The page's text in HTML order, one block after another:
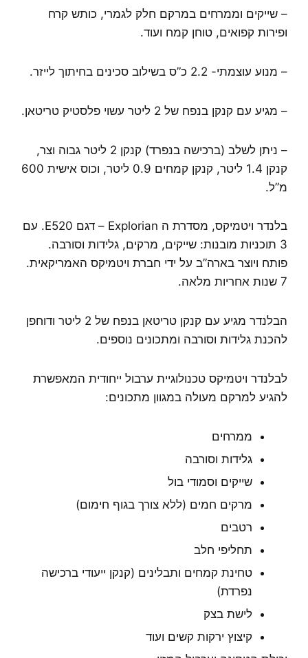
– שייקים וממרחים במרקם חלק לגמרי, כותש קרח
ופירות קפואים, טוחן קמח ועוד.
– מנוע עוצמתי- 2.2 כ”ס בשילוב סכינים בחיתוך לייזר.
– מגיע עם קנקן בנפח של 2 ליטר עשוי פלסטיק טריטאן.
– ניתן לשלב (ברכישה בנפרד) קנקן 2 ליטר גבוה וצר,
קנקן 1.4 ליטר, קנקן קמחים 0.9 ליטר, וכוס אישית 600
מ”ל.
בלנדר ויטמיקס, מסדרת ה Explorian – דגם E520. עם
3 תוכניות מובנות: שייקים, מרקים, גלידות וסורבה.
פותח ויוצר בארה”ב על ידי חברת ויטמיקס האמריקאית.
7 שנות אחריות מלאה.
הבלנדר מגיע עם קנקן טריטאן בנפח של 2 ליטר ודוחפן
להכנת גלידות וסורבה ומתכונים נוספים.
לבלנדר ויטמיקס טכנולוגיית ערבול ייחודית המאפשרת
להגיע למרקם מעולה במגוון מתכונים:
ממרחים
גלידות וסורבה
שייקים וסמודי בול
מרקים חמים (ללא צורך בגוף חימום)
רטבים
תחליפי חלב
טחינת קמחים ותבלינים (קנקן ייעודי ברכישה
נפרדת)
לישת בצק
קיצוץ ירקות קשים ועוד